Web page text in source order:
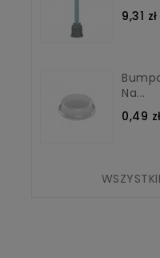
9,31 zł
Na...
0,49 zł